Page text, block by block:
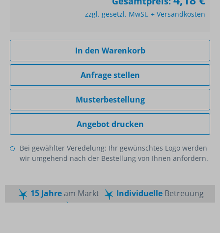
zzgl. gesetzl. MwSt. + Versandkosten
In den Warenkorb
Anfrage stellen
Musterbestellung
Angebot drucken
Bei gewählter Veredelung: Ihr gewünschtes Logo werden
wir umgehend nach der Bestellung von Ihnen anfordern.
15 Jahream Markt IndividuelleBetreuung